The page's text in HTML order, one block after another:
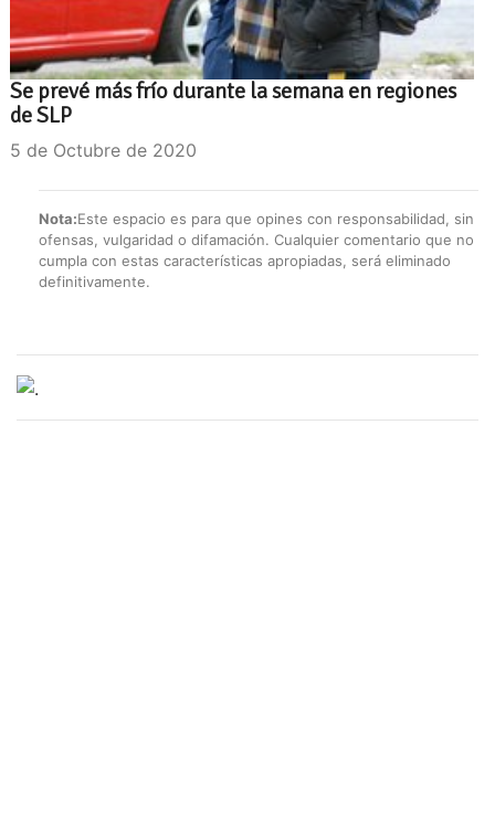
Se prevé más frío durante la semana en regiones
de SLP
5 de Octubre de 2020
Nota:Este espacio es para que opines con responsabilidad, sin
ofensas, vulgaridad o difamación. Cualquier comentario que no
cumpla con estas características apropiadas, será eliminado
definitivamente.